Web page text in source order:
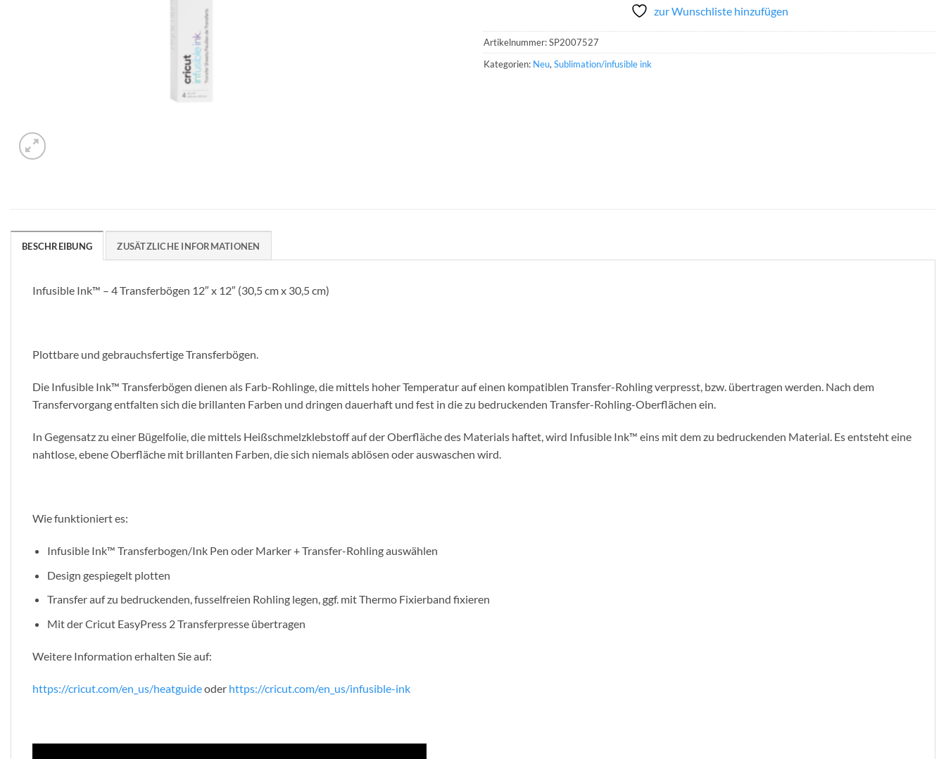
zur Wunschliste hinzufügen
Artikelnummer:SP2007527
Kategorien: Neu, Sublimation/infusible ink
BESCHREIBUNG ZUSÄTZLICHE INFORMATIONEN
Infusible Ink™ – 4 Transferbögen 12″ x 12″ (30,5 cm x 30,5 cm)
Plottbare und gebrauchsfertige Transferbögen.
Die Infusible Ink™ Transferbögen dienen als Farb-Rohlinge, die mittels hoher Temperatur auf einen kompatiblen Transfer-Rohling verpresst, bzw. übertragen werden. Nach dem
Transfervorgang entfalten sich die brillanten Farben und dringen dauerhaft und fest in die zu bedruckenden Transfer-Rohling-Oberflächen ein.
In Gegensatz zu einer Bügelfolie, die mittels Heißschmelzklebstoff auf der Oberfläche des Materials haftet, wird Infusible Ink™ eins mit dem zu bedruckenden Material. Es entsteht eine
nahtlose, ebene Oberfläche mit brillanten Farben, die sich niemals ablösen oder auswaschen wird.
Wie funktioniert es:
Infusible Ink™ Transferbogen/Ink Pen oder Marker + Transfer-Rohling auswählen
Design gespiegelt plotten
Transfer auf zu bedruckenden, fusselfreien Rohling legen, ggf. mit Thermo Fixierband fixieren
Mit der Cricut EasyPress 2 Transferpresse übertragen
Weitere Information erhalten Sie auf:
https://cricut.com/en_us/heatguideoder https://cricut.com/en_us/infusible-ink